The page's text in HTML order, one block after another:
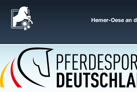
Hemer-Oese an